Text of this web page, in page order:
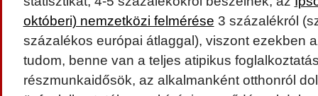
októberi) nemzetközi felmérése 3 százalékról
százalékos európai átlaggal), viszont ezekben
tudom, benne van a teljes atipikus
részmunkaidősök, az alkalmanként otthonról